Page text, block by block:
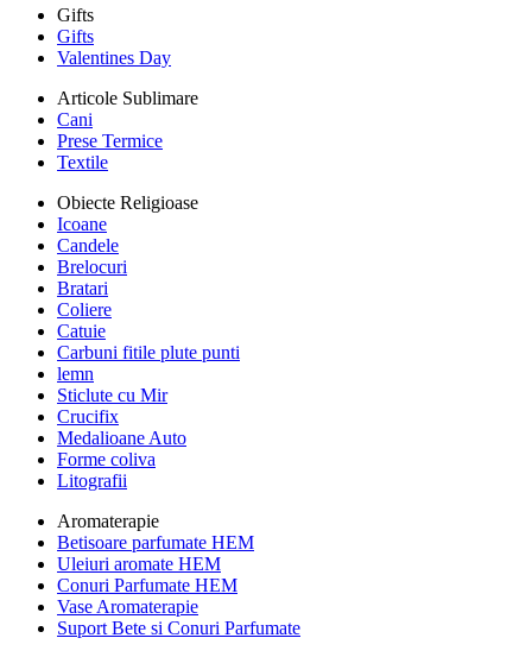
Gifts
Gifts
Valentines Day
Articole Sublimare
Cani
Prese Termice
Textile
Obiecte Religioase
Icoane
Candele
Brelocuri
Bratari
Coliere
Catuie
Carbuni fitile plute punti
lemn
Sticlute cu Mir
Crucifix
Medalioane Auto
Forme coliva
Litografii
Aromaterapie
Betisoare parfumate HEM
Uleiuri aromate HEM
Conuri Parfumate HEM
Vase Aromaterapie
Suport Bete si Conuri Parfumate